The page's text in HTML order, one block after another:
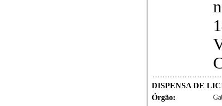
DISPENSA DE
Órgão: